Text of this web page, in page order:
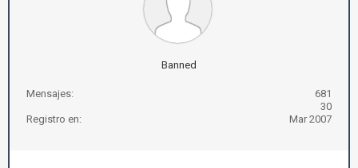
Banned
Mensajes:
681
30
Registro en:
Mar 2007